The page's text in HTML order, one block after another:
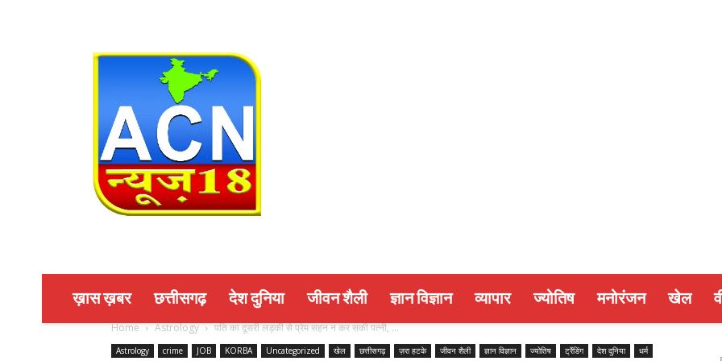
ख़ास ख़बर छत्तीसगढ़ देश दुनिया जीवन शैली ज्ञान विज्ञान व्यापार ज्योतिष मनोरंजन खेल
Home Astrology पति का दूसरी लड़की से प्रेम सहन न कर सकी पत्नी, ...
Astrology crime JOB KORBA Uncategorized खेल छत्तीसगढ़ ज़रा हटके जीवन शैली ज्ञान विज्ञान ज्योतिष ट्रैंडिंग देश दुनिया
धर्म